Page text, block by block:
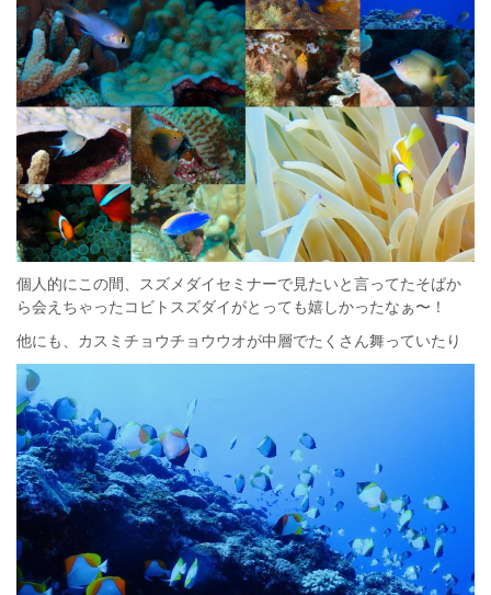
個人的にこの間、スズメダイセミナーで見たいと言ってたそばか
ら会えちゃったコビトスズダイがとっても嬉しかったなぁ〜！
他にも、カスミチョウチョウウオが中層でたくさん舞っていたり